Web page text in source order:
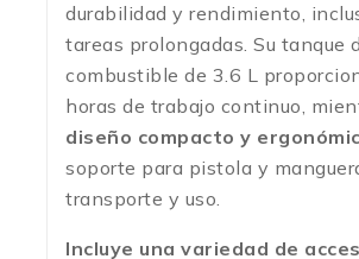
durabilidad y rendimiento,
tareas prolongadas. Su tanque
combustible de 3.6 L
horas de trabajo continuo,
diseño compacto y
soporte para pistola y
transporte y uso.
Incluye una variedad de